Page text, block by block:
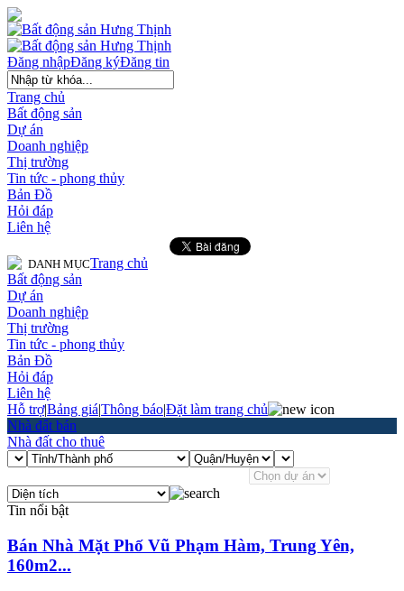
Đăng ký
Đăng nhập Đăng tin
Trang chủ
Bất động sản
Dự án
Doanh nghiệp
Thị trường
Tin tức - phong thủy
Bản Đồ
Hỏi đáp
Liên hệ
DANH MỤCTrang chủ
Bất động sản
Dự án
Doanh nghiệp
Thị trường
Tin tức - phong thủy
Bản Đồ
Hỏi đáp
Liên hệ
Hỗ trợ|Bảng giá|Thông báo|Đặt làm trang chủ
Nhà đất bán
Nhà đất cho thuê
Tin nổi bật
Bán Nhà Mặt Phố Vũ Phạm Hàm, Trung Yên,
160m2...